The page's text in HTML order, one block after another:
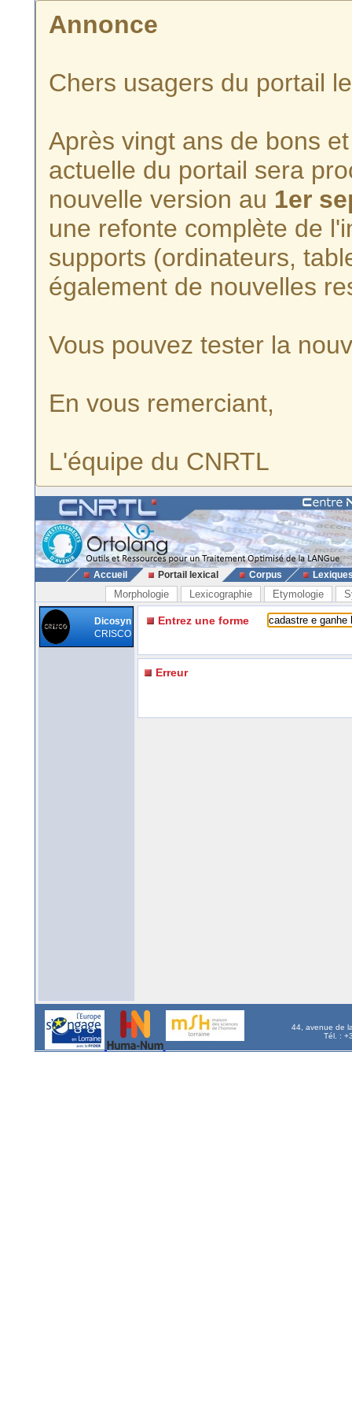
Annonce
Chers usagers du portail
Après vingt ans de bons
actuelle du portail sera
nouvelle version au 1er
une refonte complète de
supports (ordinateurs,
également de nouvelles
Vous pouvez tester la
En vous remerciant,
L'équipe du CNRTL
Accueil Portail lexical Corpus
Morphologie Lexicographie Etymologie
Dicosyn
CRISCO
Entrez une forme
Erreur
44, avenue de
Tél. :